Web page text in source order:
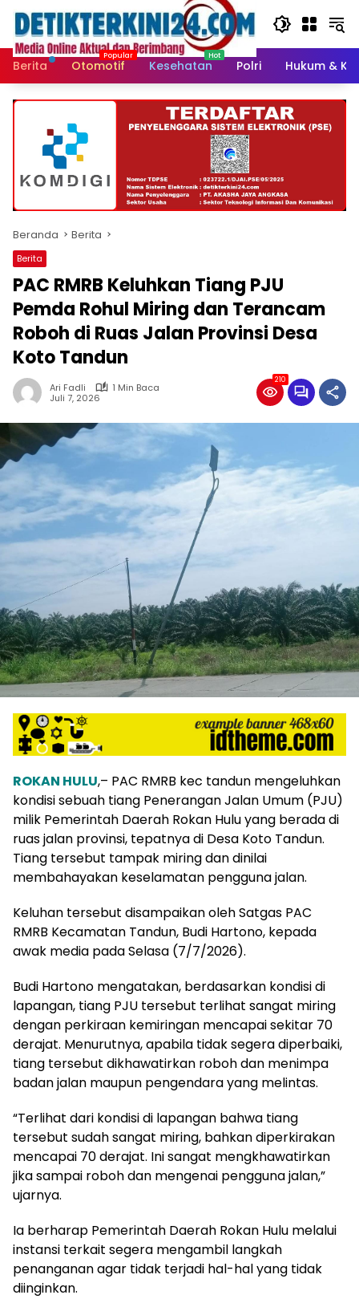
Langsung
konten
Berita
Otomotif Kesehatan Polri Hukum &
Beranda Berita
Berita
PAC RMRB Keluhkan Tiang PJU
Pemda Rohul Miring dan Terancam
Roboh di Ruas Jalan Provinsi Desa
Koto Tandun
Ari Fadli
1 Min Baca
Juli 7, 2026
210
ROKAN HULU,– PAC RMRB kec tandun mengeluhkan
kondisi sebuah tiang Penerangan Jalan Umum (PJU)
milik Pemerintah Daerah Rokan Hulu yang berada di
ruas jalan provinsi, tepatnya di Desa Koto Tandun.
Tiang tersebut tampak miring dan dinilai
membahayakan keselamatan pengguna jalan.
Keluhan tersebut disampaikan oleh Satgas PAC
RMRB Kecamatan Tandun, Budi Hartono, kepada
awak media pada Selasa (7/7/2026).
Budi Hartono mengatakan, berdasarkan kondisi di
lapangan, tiang PJU tersebut terlihat sangat miring
dengan perkiraan kemiringan mencapai sekitar 70
derajat. Menurutnya, apabila tidak segera diperbaiki,
tiang tersebut dikhawatirkan roboh dan menimpa
badan jalan maupun pengendara yang melintas.
“Terlihat dari kondisi di lapangan bahwa tiang
tersebut sudah sangat miring, bahkan diperkirakan
mencapai 70 derajat. Ini sangat mengkhawatirkan
jika sampai roboh dan mengenai pengguna jalan,”
ujarnya.
Ia berharap Pemerintah Daerah Rokan Hulu melalui
instansi terkait segera mengambil langkah
penanganan agar tidak terjadi hal-hal yang tidak
diinginkan.